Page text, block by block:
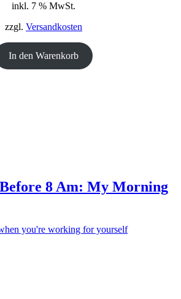
war:
ist:
inkl. 7 % MwSt.
zzgl. Versandkosten
In den Warenkorb
8 Am: My Morning
you're working for yourself